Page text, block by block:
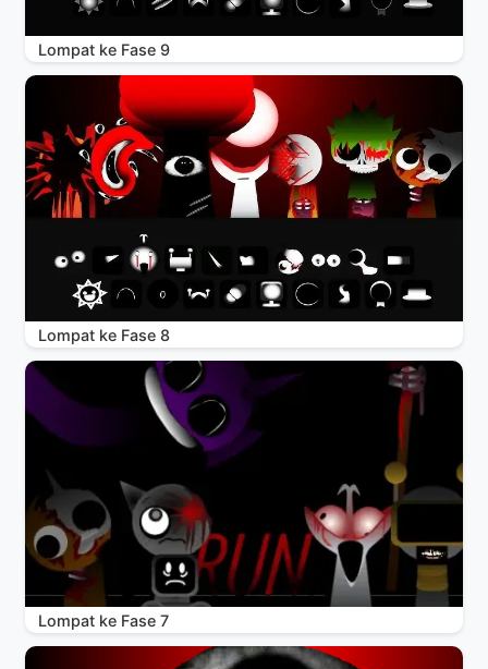
Lompat ke Fase 9
Lompat ke Fase 8
Lompat ke Fase 7